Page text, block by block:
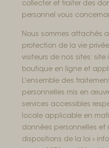
collecter et traiter des
personnel vous
Nous sommes attachés
protection de la vie
visiteurs de nos sites: site
boutique en ligne et
L'ensemble des
personnelles mis en
services accessibles
locale applicable en
données personnelles et
dispositions de la loi «